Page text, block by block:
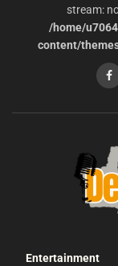
stream:
/home/
content/
Entertainment